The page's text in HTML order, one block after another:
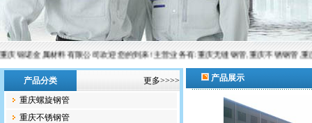
庆锦诺金属材料有限公司欢迎您的到来!主营业务有:重庆无缝钢管,重庆不锈钢管,重
产品分类
更多>>>>
重庆螺旋钢管
重庆不锈钢管
产品展示